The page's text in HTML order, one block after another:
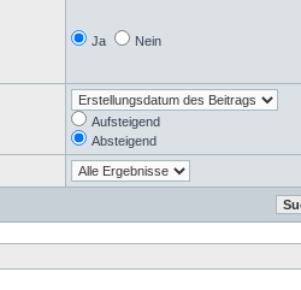
Ja Nein
Aufsteigend
Absteigend